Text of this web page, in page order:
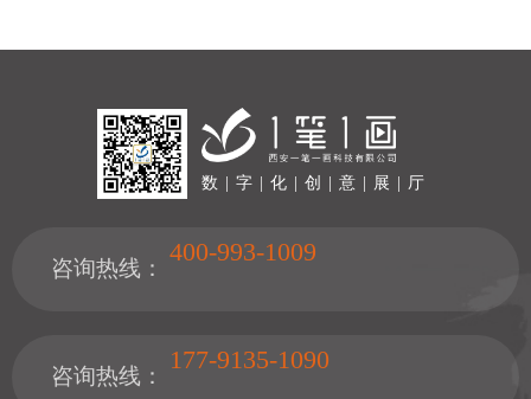
数 | 字 | 化 | 创 | 意 | 展 | 厅
咨询热线：
400-993-1009
咨询热线：
177-9135-1090